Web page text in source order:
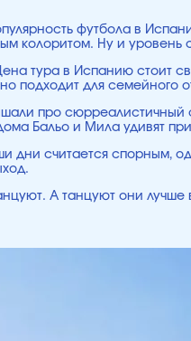
футбола в
колоритом. Ну и
тура в Испанию стоит
подходит для семейного
про
Бальо и Мила удивят
дни считается спорным,
А танцуют они лучше